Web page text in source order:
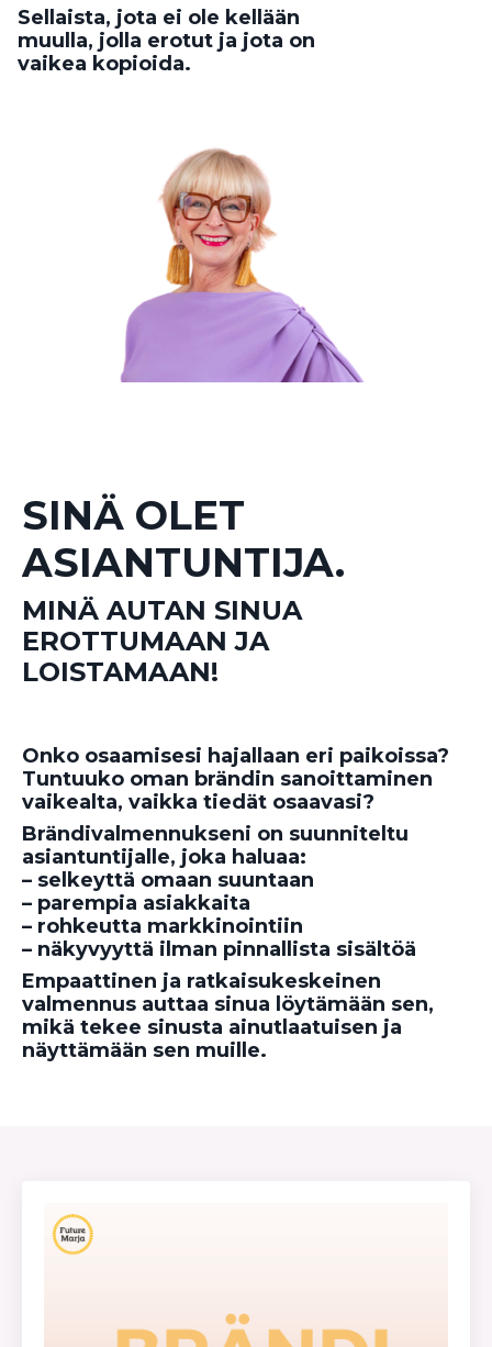
Sellaista, jota ei ole kellään
muulla, jolla erotut ja jota on
vaikea kopioida.
SINÄ OLET
ASIANTUNTIJA.
MINÄ AUTAN SINUA
EROTTUMAAN JA
LOISTAMAAN!
Onko osaamisesi hajallaan eri paikoissa?
Tuntuuko oman brändin sanoittaminen
vaikealta, vaikka tiedät osaavasi?
Brändivalmennukseni on suunniteltu
asiantuntijalle, joka haluaa:
– selkeyttä omaan suuntaan
– parempia asiakkaita
– rohkeutta markkinointiin
– näkyvyyttä ilman pinnallista sisältöä
Empaattinen ja ratkaisukeskeinen
valmennus auttaa sinua löytämään sen,
mikä tekee sinusta ainutlaatuisen ja
näyttämään sen muille.